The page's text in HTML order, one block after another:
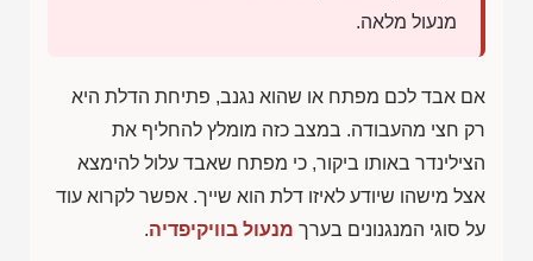
מנעול מלאה.
אם אבד לכם מפתח או שהוא נגנב, פתיחת הדלת היא
רק חצי מהעבודה. במצב כזה מומלץ להחליף את
הצילינדר באותו ביקור, כי מפתח שאבד עלול להימצא
אצל מישהו שיודע לאיזו דלת הוא שייך. אפשר לקרוא עוד
על סוגי המנגנונים בערך מנעול בוויקיפדיה.